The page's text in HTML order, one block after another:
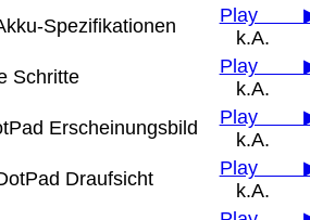
Spezifikationen
Play
k.A.
Schritte
Play
k.A.
Erscheinungsbild
Play
k.A.
Draufsicht
Play
k.A.